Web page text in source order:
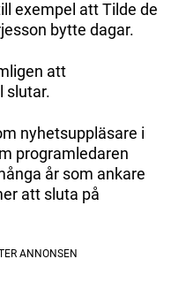
exempel att Tilde de
bytte dagar.
att
slutar.
nyhetsuppläsare i
programledaren
år som ankare
att sluta på